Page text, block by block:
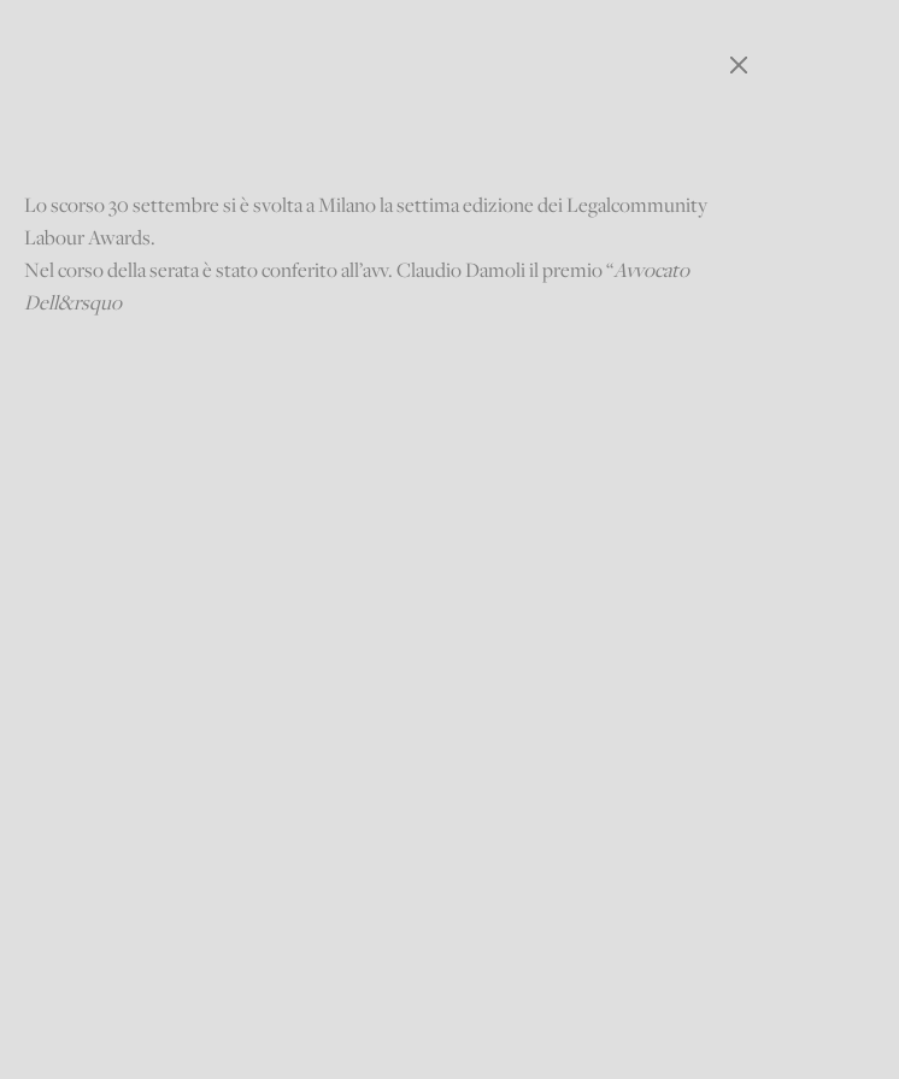
Lo scorso 30 settembre si è svolta a Milano la settima edizione dei Legalcommunity
Labour Awards.
Nel corso della serata è stato conferito all’avv. Claudio Damoli il premio “Avvocato
Dell&rsquo